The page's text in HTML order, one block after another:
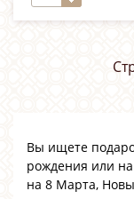
Вы ищете
рождения или
на 8 Марта,